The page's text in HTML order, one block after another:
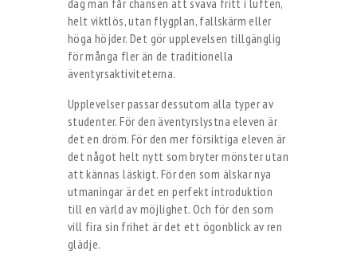
dag man får chansen att sväva fritt i luften,
helt viktlös, utan flygplan, fallskärm eller
höga höjder. Det gör upplevelsen tillgänglig
för många fler än de traditionella
äventyrsaktiviteterna.
Upplevelser passar dessutom alla typer av
studenter. För den äventyrslystna eleven är
det en dröm. För den mer försiktiga eleven är
det något helt nytt som bryter mönster utan
att kännas läskigt. För den som älskar nya
utmaningar är det en perfekt introduktion
till en värld av möjlighet. Och för den som
vill fira sin frihet är det ett ögonblick av ren
glädje.